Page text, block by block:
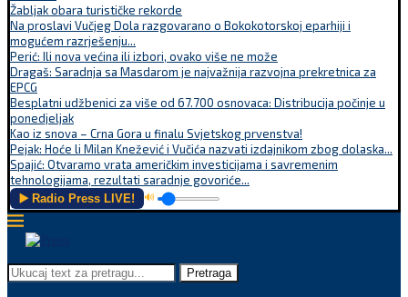
Žabljak obara turističke rekorde
Na proslavi Vučjeg Dola razgovarano o Bokokotorskoj eparhiji i
mogućem razrješenju...
Perić: Ili nova većina ili izbori, ovako više ne može
Dragaš: Saradnja sa Masdarom je najvažnija razvojna prekretnica za
EPCG
Besplatni udžbenici za više od 67.700 osnovaca: Distribucija počinje u
ponedjeljak
Kao iz snova – Crna Gora u finalu Svjetskog prvenstva!
Pejak: Hoće li Milan Knežević i Vučića nazvati izdajnikom zbog dolaska...
Spajić: Otvaramo vrata američkim investicijama i savremenim
tehnologijama, rezultati saradnje govoriće...
▶️ Radio Press LIVE! 🔊
Pretraga